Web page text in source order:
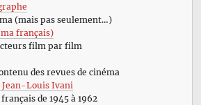
(mais pas seulement…)
français)
film par film
des revues de cinéma
Louis Ivani
de 1945 à 1962